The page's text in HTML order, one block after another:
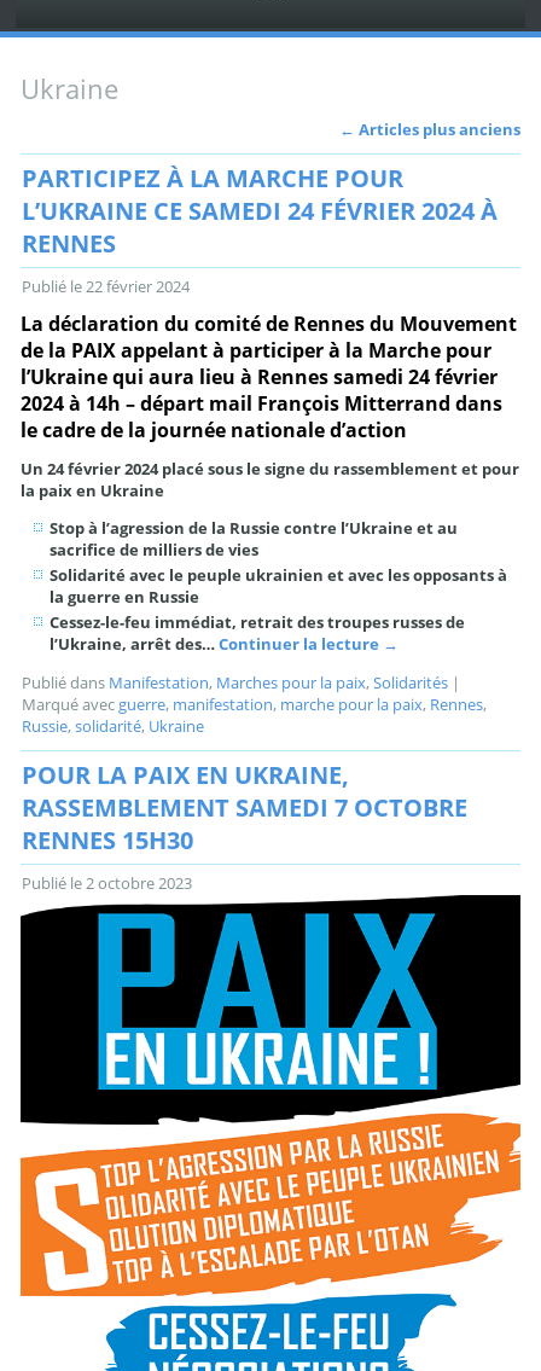
Ukraine
← Articles plus anciens
PARTICIPEZ À LA MARCHE POUR
L’UKRAINE CE SAMEDI 24 FÉVRIER 2024 À
RENNES
Publié le22 février 2024
La déclaration du comité de Rennes du Mouvement
de la PAIX appelant à participer à la Marche pour
l’Ukraine qui aura lieu à Rennes samedi 24 février
2024 à 14h – départ mail François Mitterrand dans
le cadre de la journée nationale d’action
Un 24 février 2024 placé sous le signe du rassemblement et pour
la paix en Ukraine
Stop à l’agression de la Russie contre l’Ukraine et au
sacrifice de milliers de vies
Solidarité avec le peuple ukrainien et avec les opposants à
la guerre en Russie
Cessez-le-feu immédiat, retrait des troupes russes de
l’Ukraine, arrêt des…Continuer la lecture →
Publié dans Manifestation, Marches pour la paix,Solidarités |
Marqué avec guerre, manifestation, marche pour la paix, Rennes,
Russie,solidarité, Ukraine
POUR LA PAIX EN UKRAINE,
RASSEMBLEMENT SAMEDI 7 OCTOBRE
RENNES 15H30
Publié le2 octobre 2023